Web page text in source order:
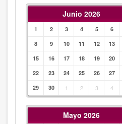
Junio 2026
1 2 3 4 5 6
8
9 10 11 12 13
15
16 17 18 19 20
22
23 24 25 26 27
29
30 1 2 3 4
Mayo 2026